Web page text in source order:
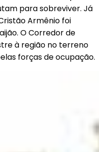
para sobreviver. Já
Armênio foi
O Corredor de
à região no terreno
forças de ocupação.